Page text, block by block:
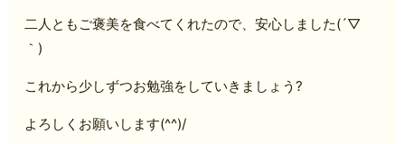
二人ともご褒美を食べてくれたので、安心しました(´▽
｀)
これから少しずつお勉強をしていきましょう?
よろしくお願いします(^^)/